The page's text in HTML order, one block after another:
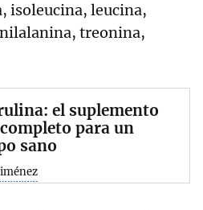
isoleucina, leucina,
treonina,
el suplemento
para un
sano